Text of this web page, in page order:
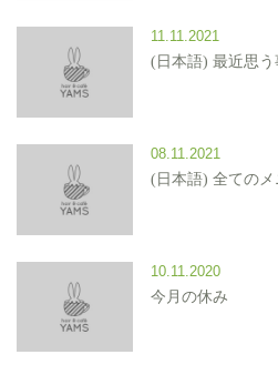
11.11.2021
(日本語) 最近思う
08.11.2021
(日本語) 全ての
10.11.2020
今月の休み